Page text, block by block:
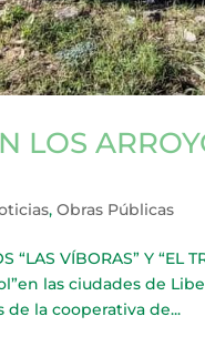
LOS
,Obras Públicas
“LAS VÍBORAS” Y
las ciudades de
la cooperativa de...